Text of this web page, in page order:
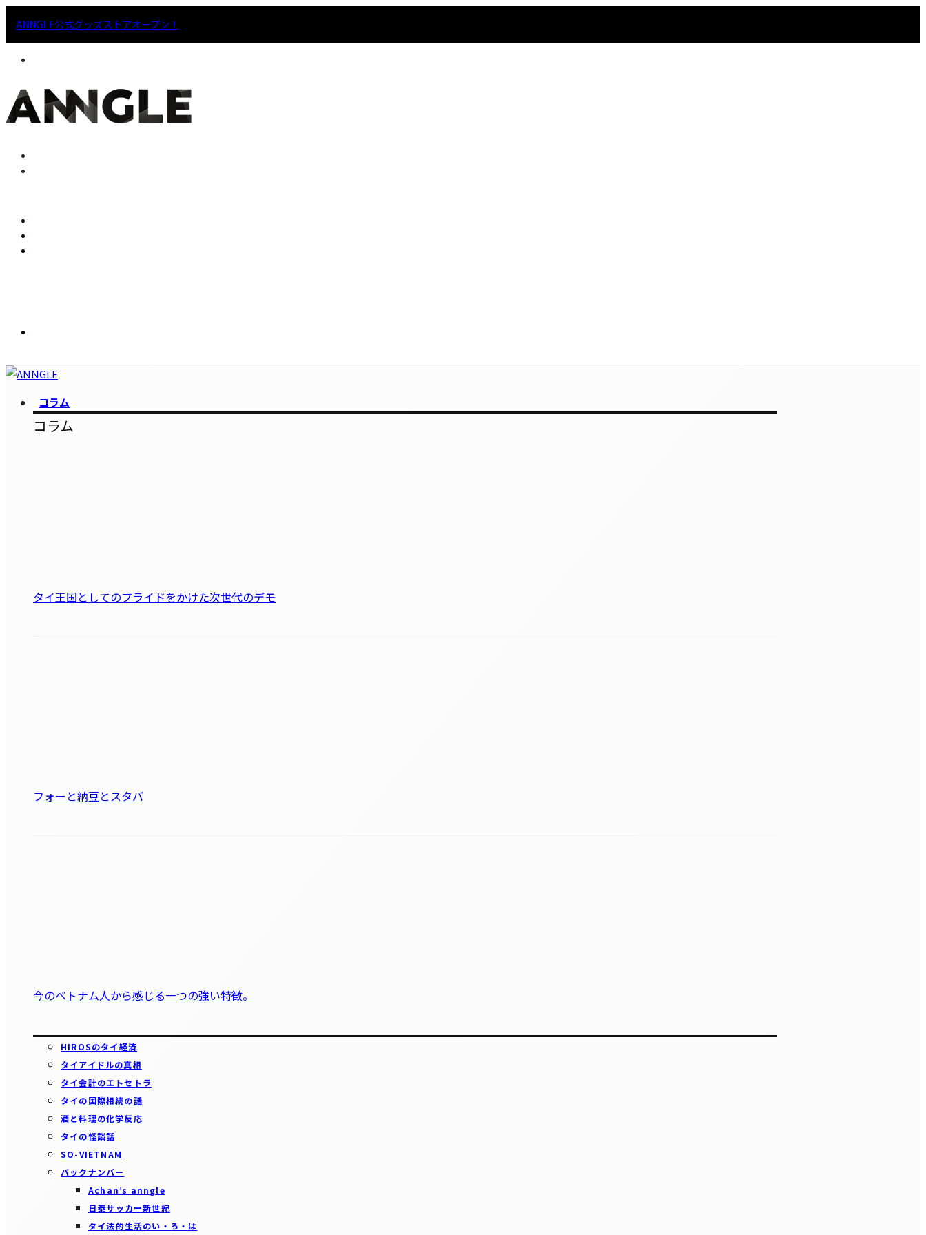
ANNGLE公式グッズストアオープン！
コラム
コラム
タイ王国としてのプライドをかけた次世代のデモ
フォーと納豆とスタバ
今のベトナム人から感じる一つの強い特徴。
HIROSのタイ経済
タイアイドルの真相
タイ会計のエトセトラ
タイの国際相続の話
酒と料理の化学反応
タイの怪談話
SO-VIETNAM
バックナンバー
Achan’s anngle
日泰サッカー新世紀
タイ法的生活のい・ろ・は